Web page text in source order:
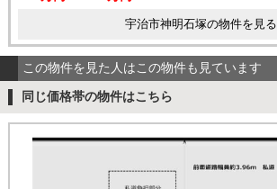
宇治市神明石塚の物件を見る
この物件を見た人はこの物件も見ています
同じ価格帯の物件はこちら